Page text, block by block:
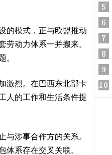
模式，正与欧盟推动
劳动力体系一并搬来。
。
激烈。在巴西东北部卡
人的工作和生活条件提
涉事合作方的关系。
体系存在交叉关联。